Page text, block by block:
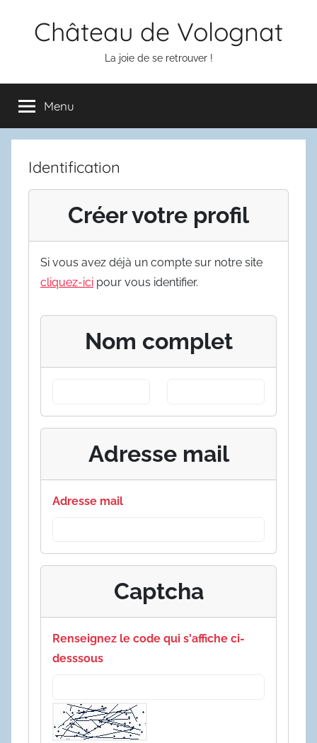
Château de Volognat
La joie de se retrouver !
Menu
Identification
Créer votre profil
Si vous avez déjà un compte sur notre site
cliquez-ici pour vous identifier.
Nom complet
Adresse mail
Adresse mail
Captcha
Renseignez le code qui s'affiche ci-
desssous